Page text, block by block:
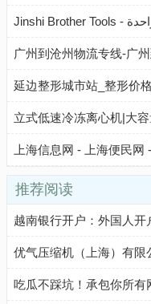
上海信息网 - 上海便民网
推荐阅读
优气压缩机（上海）有限
吃瓜不踩坑！承包你所有